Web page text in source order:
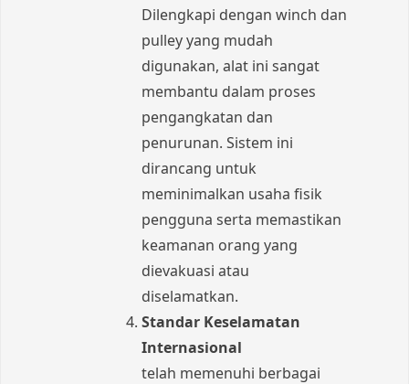
Dilengkapi dengan winch dan
pulley yang mudah
digunakan, alat ini sangat
membantu dalam proses
pengangkatan dan
penurunan. Sistem ini
dirancang untuk
meminimalkan usaha fisik
pengguna serta memastikan
keamanan orang yang
dievakuasi atau
diselamatkan.
Standar Keselamatan
Internasional
telah memenuhi berbagai